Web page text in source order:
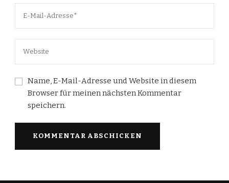
Name, E-Mail-Adresse und Website in diesem
Browser für meinen nächsten Kommentar
speichern.